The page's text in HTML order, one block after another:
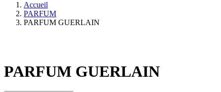
Accueil
PARFUM
PARFUM GUERLAIN
PARFUM GUERLAIN